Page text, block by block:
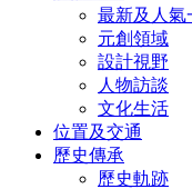
最新及人氣
元創領域
設計視野
人物訪談
文化生活
位置及交通
歷史傳承
歷史軌跡